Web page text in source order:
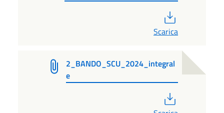
Scarica
2_BANDO_SCU_2024_integral
e